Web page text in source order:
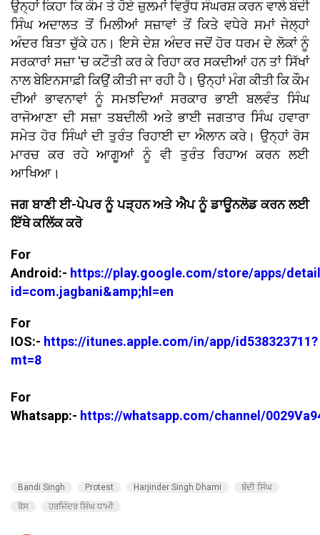
ਉਨ੍ਹਾਂ ਕਿਹਾ ਕਿ ਕੌਮ ਤੇ ਹੋਏ ਜ਼ੁਲਮਾਂ ਵਿਰੁੱਧ ਸੰਘਰਸ਼ ਕਰਨ ਵਾਲੇ ਬੰਦੀ
ਸਿੰਘ ਅਦਾਲਤ ਤੋਂ ਮਿਲੀਆਂ ਸਜ਼ਾਵਾਂ ਤੋਂ ਕਿਤੇ ਵਧੇਰੇ ਸਮਾਂ ਜੇਲ੍ਹਾਂ
ਅੰਦਰ ਬਿਤਾ ਚੁੱਕੇ ਹਨ। ਇਸੇ ਦੇਸ਼ ਅੰਦਰ ਜਦੋਂ ਹੋਰ ਧਰਮ ਦੇ ਲੋਕਾਂ ਨੂੰ
ਸਰਕਾਰਾਂ ਸਜ਼ਾ 'ਚ ਕਟੌਤੀ ਕਰ ਕੇ ਰਿਹਾ ਕਰ ਸਕਦੀਆਂ ਹਨ ਤਾਂ ਸਿੱਖਾਂ
ਨਾਲ ਬੇਇਨਸਾਫ਼ੀ ਕਿਉਂ ਕੀਤੀ ਜਾ ਰਹੀ ਹੈ। ਉਨ੍ਹਾਂ ਮੰਗ ਕੀਤੀ ਕਿ ਕੌਮ
ਦੀਆਂ ਭਾਵਨਾਵਾਂ ਨੂੰ ਸਮਝਦਿਆਂ ਸਰਕਾਰ ਭਾਈ ਬਲਵੰਤ ਸਿੰਘ
ਰਾਜੋਆਣਾ ਦੀ ਸਜ਼ਾ ਤਬਦੀਲੀ ਅਤੇ ਭਾਈ ਜਗਤਾਰ ਸਿੰਘ ਹਵਾਰਾ
ਸਮੇਤ ਹੋਰ ਸਿੰਘਾਂ ਦੀ ਤੁਰੰਤ ਰਿਹਾਈ ਦਾ ਐਲਾਨ ਕਰੇ। ਉਨ੍ਹਾਂ ਰੋਸ
ਮਾਰਚ ਕਰ ਰਹੇ ਆਗੂਆਂ ਨੂੰ ਵੀ ਤੁਰੰਤ ਰਿਹਾਅ ਕਰਨ ਲਈ
ਆਖਿਆ।
ਜਗ ਬਾਣੀ ਈ-ਪੇਪਰ ਨੂੰ ਪੜ੍ਹਨ ਅਤੇ ਐਪ ਨੂੰ ਡਾਊਨਲੋਡ ਕਰਨ ਲਈ
ਇੱਥੇ ਕਲਿੱਕ ਕਰੋ
For
Android:- https://play.google.com/store/apps/
id=com.jagbani&amp;hl=en
For
IOS:- https://itunes.apple.com/in/app/id538323711?
mt=8
For
Whatsapp:- https://whatsapp.com/channel/
Bandi Singh Protest Harjinder Singh Dhami
ਬੰਦੀ ਸਿੰਘ
ਰੋਸ
ਹਰਜਿੰਦਰ ਸਿੰਘ ਧਾਮੀ